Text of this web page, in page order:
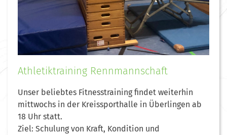
Athletiktraining Rennmannschaft
Unser beliebtes Fitnesstraining findet weiterhin
mittwochs in der Kreissporthalle in Überlingen ab
18 Uhr statt.
Ziel: Schulung von Kraft, Kondition und